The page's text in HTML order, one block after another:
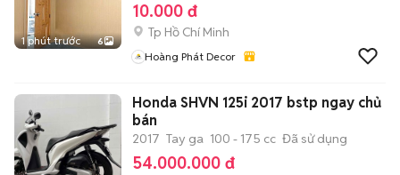
1 phút trước 6
10.000 đ
Tp Hồ Chí Minh
Hoàng Phát Decor
Honda SHVN 125i 2017 bstp ngay chủ
bán
2017 Tay ga 100 - 175 cc Đã sử dụng
54.000.000 đ